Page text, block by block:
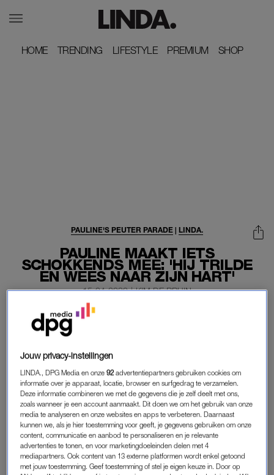
HOME
HOME TRENDING
TRENDING LIFESTYLE
LIFESTYLE PREMIUM
PREMIUM SHOP
SHOP
PAULINE MAAKT IETS
SCHOKKENDS MEE: 'HIJ TRILDE
EN WEES NAAR ZIJN HART'
PAULINE'S PEUTER PARADE | LINDA.
15-04-2020 | KIM DE BRUIN
Twee kleine kinderen, een dagschema, je eigen werk én
het huishouden: in de nieuwe LINDA.original ‘Pauline’s
de komende tijd haar thuisquarantaine overleeft.
Deze week kende behoorlijk wat spannende momenten.
ZIEK
Één van Pauline’s kinderen is ziek. Waar dat normaal
gesproken geen probleem is, maakte ze zich nu opeens erge
Jouw privacy-instellingen
LINDA., DPG Media en onze92 advertentiepartners gebruiken cookies om
informatie over je apparaat, locatie, browser en surfgedrag te verzamelen.
Deze informatie combineren we met de gegevens die je zelf deelt met ons,
zoals wanneer je een account aanmaakt. Dit doen we om het gebruik van onze
media te analyseren en onze websites en apps te verbeteren. Daarnaast
kunnen we, als je hier toestemming voor geeft, je gegevens gebruiken om onze
content, communicatie en aanbod te personaliseren en je relevante
advertenties te tonen, en voor marketingdoeleinden delen met 4
mediapartners. Ook content van 13 externe platformen wordt enkel getoond
met jouw toestemming. Geef toestemming of stel je eigen keuze in. Door op